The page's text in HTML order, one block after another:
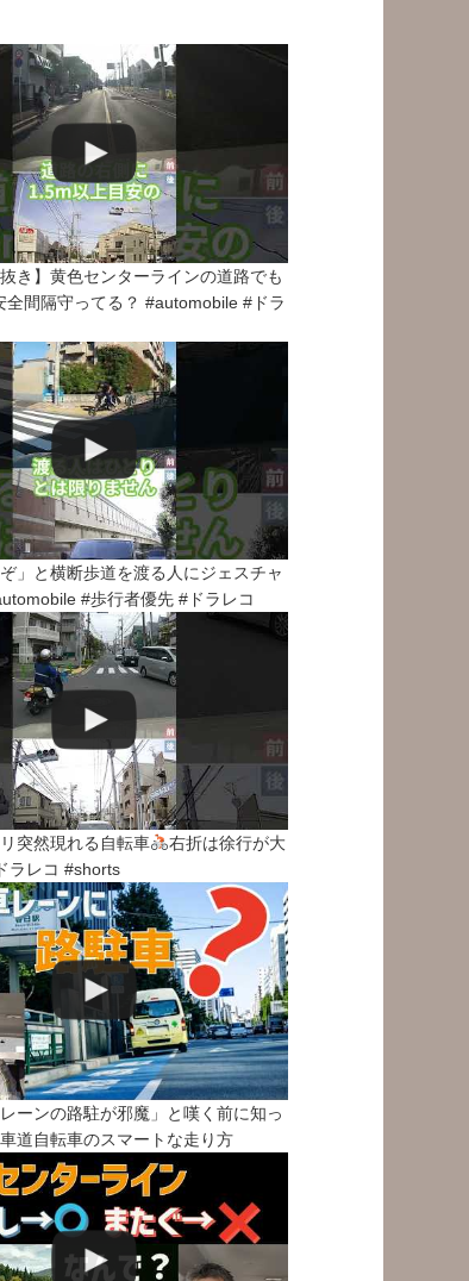
抜き】黄色センターラインの道路でも
全間隔守ってる？ #automobile #ドラ
ぞ」と横断歩道を渡る人にジェスチャ
#歩行者優先 #ドラレコ
突然現れる自転車
右折は徐行が大
ラレコ #shorts
レーンの路駐が邪魔」と嘆く前に知っ
道自転車のスマートな走り方